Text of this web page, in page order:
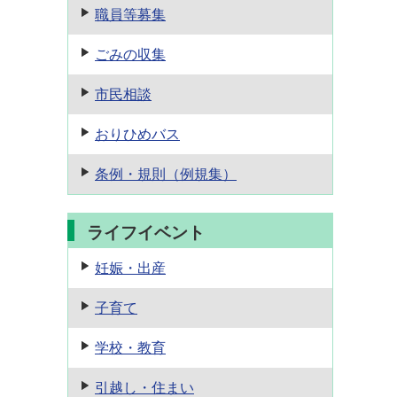
職員等募集
ごみの収集
市民相談
おりひめバス
条例・規則 （例規集）
ライフイベント
妊娠・出産
子育て
学校・教育
引越し・住まい